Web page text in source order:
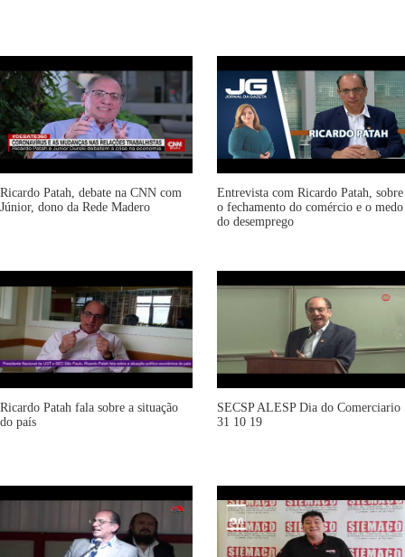
Ricardo Patah, debate na CNN com
Júnior, dono da Rede Madero
Entrevista com Ricardo Patah, sobre
o fechamento do comércio e o medo
do desemprego
Ricardo Patah fala sobre a situação
do país
SECSP ALESP Dia do Comerciario
31 10 19